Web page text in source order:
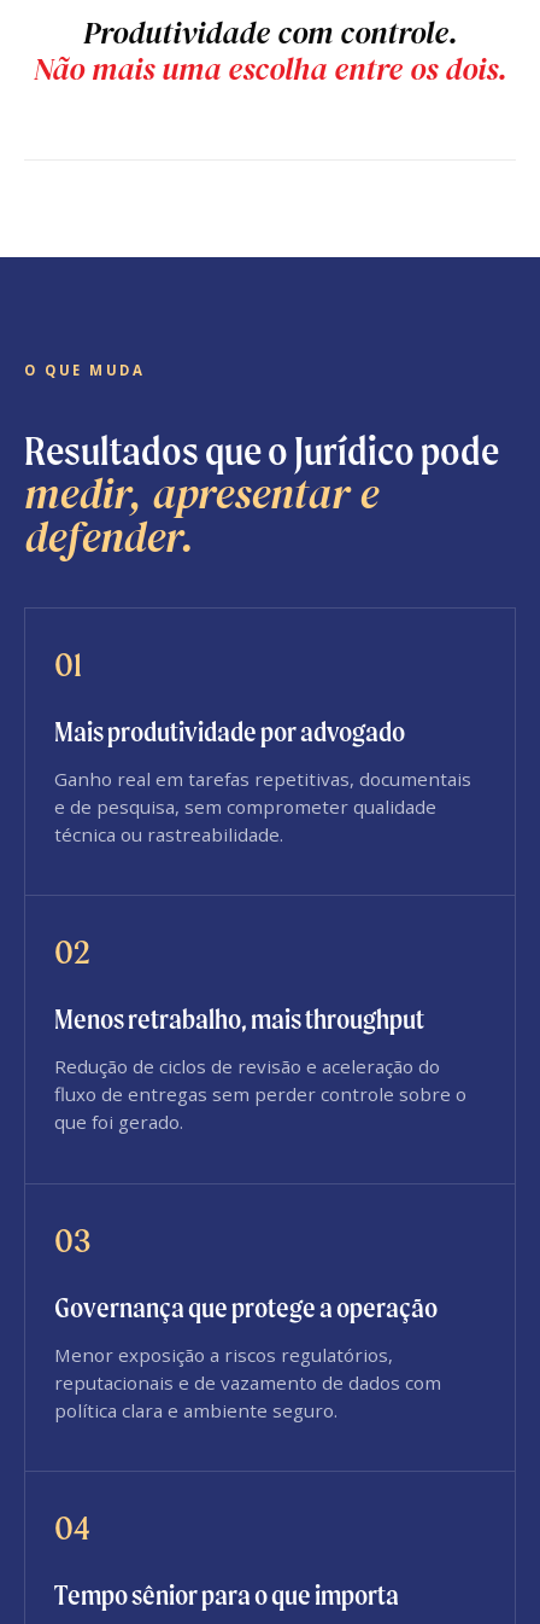
Produtividade com controle.
Não mais uma escolha entre os dois.
O QUE MUDA
Resultados que o Jurídico pode
medir, apresentar e
defender.
01
Mais produtividade por advogado
Ganho real em tarefas repetitivas, documentais
e de pesquisa, sem comprometer qualidade
técnica ou rastreabilidade.
02
Menos retrabalho, mais throughput
Redução de ciclos de revisão e aceleração do
fluxo de entregas sem perder controle sobre o
que foi gerado.
03
Governança que protege a operação
Menor exposição a riscos regulatórios,
reputacionais e de vazamento de dados com
política clara e ambiente seguro.
04
Tempo sênior para o que importa